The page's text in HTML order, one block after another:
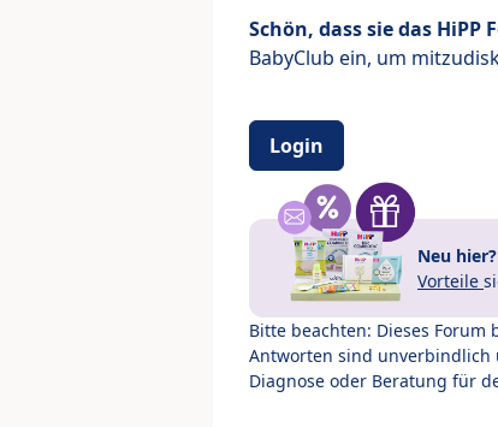
Schön, dass sie das
BabyClub ein, um
Login
Neu hier?
Vorteile
Bitte beachten: Dieses
Antworten sind unverbindlich
Diagnose oder Beratung für